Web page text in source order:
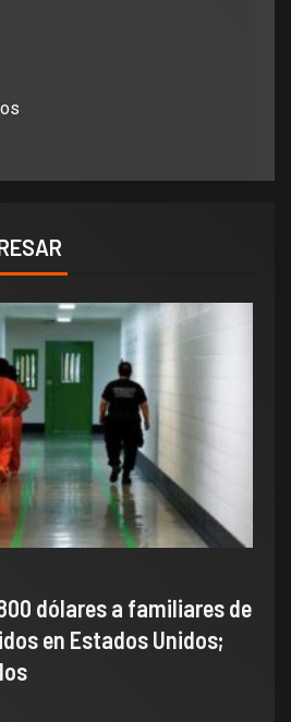
dólares a familiares de
en Estados Unidos;